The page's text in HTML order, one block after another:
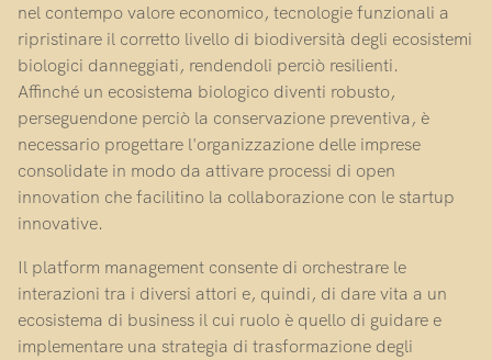
nel contempo valore economico, tecnologie funzionali a
ripristinare il corretto livello di biodiversità degli ecosistemi
biologici danneggiati, rendendoli perciò resilienti.
Affinché un ecosistema biologico diventi robusto,
perseguendone perciò la conservazione preventiva, è
necessario progettare l'organizzazione delle imprese
consolidate in modo da attivare processi di open
innovation che facilitino la collaborazione con le startup
innovative.
Il platform management consente di orchestrare le
interazioni tra i diversi attori e, quindi, di dare vita a un
ecosistema di business il cui ruolo è quello di guidare e
implementare una strategia di trasformazione degli